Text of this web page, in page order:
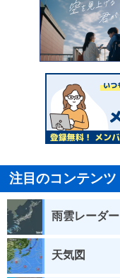
注目のコンテンツ
雨雲レーダー
天気図